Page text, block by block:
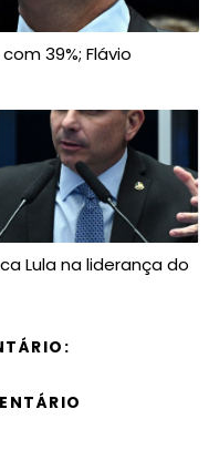
39%; Flávio
Lula na liderança do